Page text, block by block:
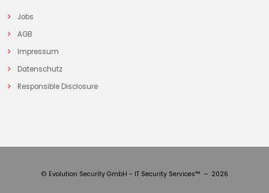
Jobs
AGB
Impressum
Datenschutz
Responsible Disclosure
© Evolution Security GmbH - IT Security Services™ – 2026